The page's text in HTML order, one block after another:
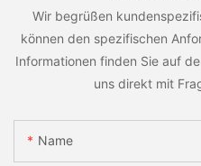
Wir begrüßen
können den spezifischen
Informationen finden Sie auf
uns direkt mit
Name